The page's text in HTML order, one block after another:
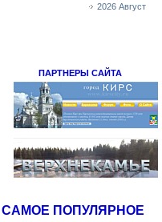
2026 Август
ПАРТНЕРЫ САЙТА
САМОЕ ПОПУЛЯРНОЕ